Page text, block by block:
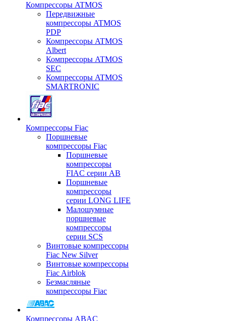
Компрессоры ATMOS
Передвижные
компрессоры ATMOS
PDP
Компрессоры ATMOS
Albert
Компрессоры ATMOS
SEC
Компрессоры ATMOS
SMARTRONIC
Компрессоры Fiac
Поршневые
компрессоры Fiac
Поршневые
компрессоры
FIAC серии AB
Поршневые
компрессоры
серии LONG LIFE
Малошумные
поршневые
компрессоры
серии SCS
Винтовые компрессоры
Fiac New Silver
Винтовые компрессоры
Fiac Airblok
Безмасляные
компрессоры Fiac
Компрессоры ABAC